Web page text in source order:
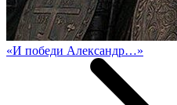
«И победи Александр…»